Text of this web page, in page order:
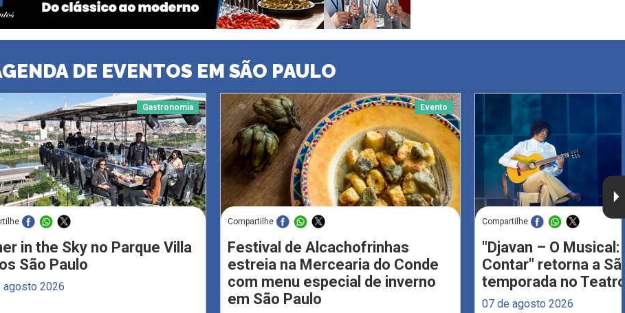
DE EVENTOS EM SÃO PAULO
Gastronomia
in the Sky no Parque Villa
São Paulo
agosto 2026
Evento
Compartilhe
Festival de Alcachofrinhas
estreia na Mercearia do Conde
com menu especial de inverno
em São Paulo
Compartilhe
"Djavan – O Musical:
Contar" retorna a
temporada no
07 de agosto 2026